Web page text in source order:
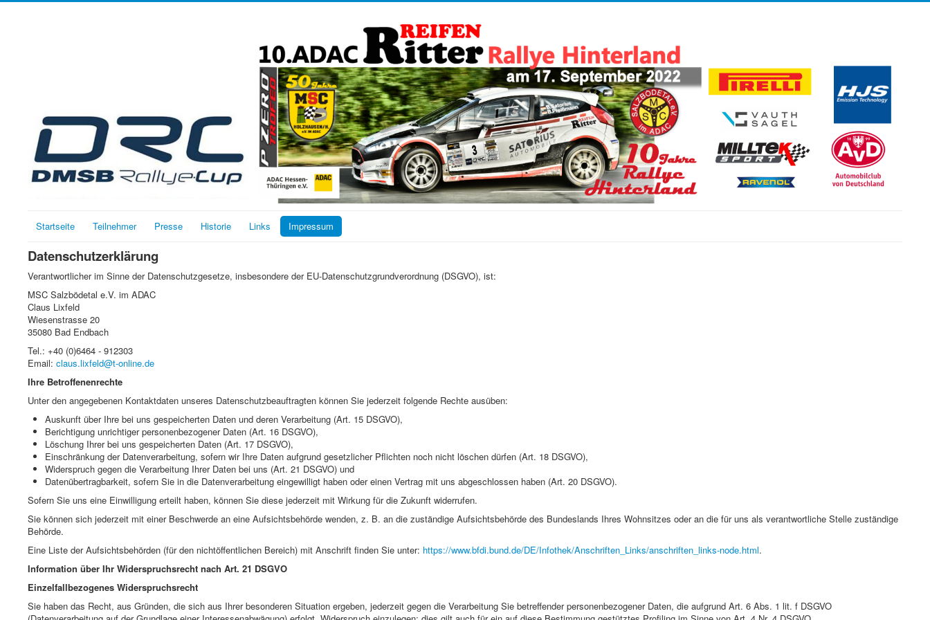
Startseite Teilnehmer Presse Historie Links Impressum
Datenschutzerklärung
Verantwortlicher im Sinne der Datenschutzgesetze, insbesondere der EU-Datenschutzgrundverordnung (DSGVO), ist:
MSC Salzbödetal e.V. im ADAC
Claus Lixfeld
Wiesenstrasse 20
35080 Bad Endbach
Tel.: +40 (0)6464 - 912303
Email: claus.lixfeld@t-online.de
Ihre Betroffenenrechte
Unter den angegebenen Kontaktdaten unseres Datenschutzbeauftragten können Sie jederzeit folgende Rechte ausüben:
Auskunft über Ihre bei uns gespeicherten Daten und deren Verarbeitung (Art. 15 DSGVO),
Berichtigung unrichtiger personenbezogener Daten (Art. 16 DSGVO),
Löschung Ihrer bei uns gespeicherten Daten (Art. 17 DSGVO),
Einschränkung der Datenverarbeitung, sofern wir Ihre Daten aufgrund gesetzlicher Pflichten noch nicht löschen dürfen (Art. 18 DSGVO),
Widerspruch gegen die Verarbeitung Ihrer Daten bei uns (Art. 21 DSGVO) und
Datenübertragbarkeit, sofern Sie in die Datenverarbeitung eingewilligt haben oder einen Vertrag mit uns abgeschlossen haben (Art. 20 DSGVO).
Sofern Sie uns eine Einwilligung erteilt haben, können Sie diese jederzeit mit Wirkung für die Zukunft widerrufen.
Sie können sich jederzeit mit einer Beschwerde an eine Aufsichtsbehörde wenden, z. B. an die zuständige Aufsichtsbehörde des Bundeslands Ihres Wohnsitzes oder an die für uns als verantwortliche Stelle zuständige
Behörde.
Eine Liste der Aufsichtsbehörden (für den nichtöffentlichen Bereich) mit Anschrift finden Sie unter: https://www.bfdi.bund.de/DE/Infothek/Anschriften_Links/anschriften_links-node.html.
Information über Ihr Widerspruchsrecht nach Art. 21 DSGVO
Einzelfallbezogenes Widerspruchsrecht
Sie haben das Recht, aus Gründen, die sich aus Ihrer besonderen Situation ergeben, jederzeit gegen die Verarbeitung Sie betreffender personenbezogener Daten, die aufgrund Art. 6 Abs. 1 lit. f DSGVO